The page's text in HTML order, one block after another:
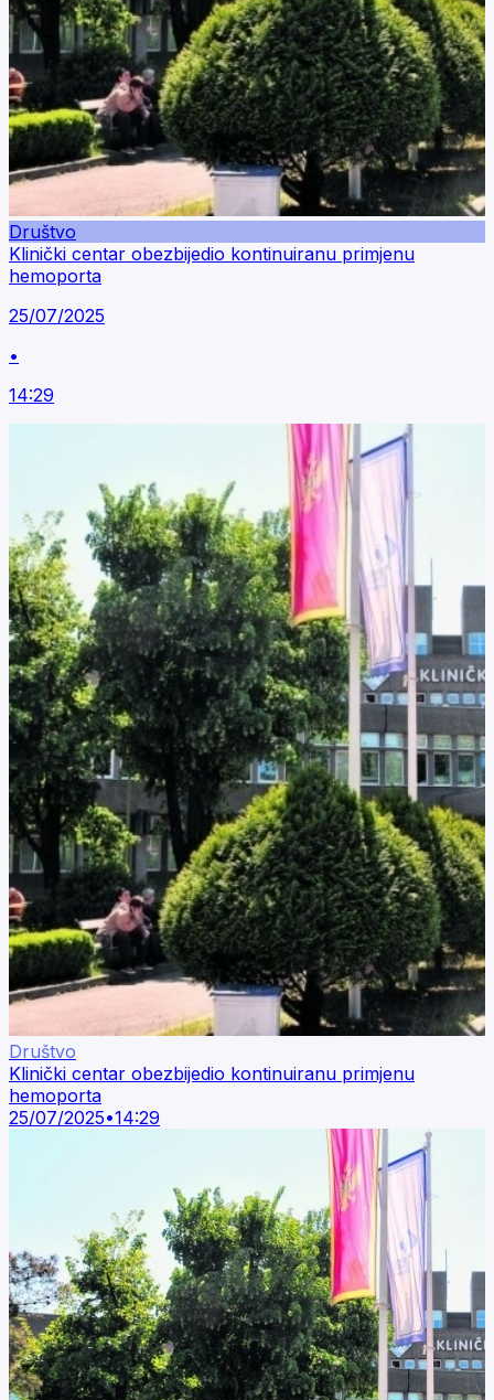
Društvo
Klinički centar obezbijedio kontinuiranu primjenu
hemoporta
25/07/2025
•
14:29
Društvo
Klinički centar obezbijedio kontinuiranu primjenu
hemoporta
25/07/2025•14:29